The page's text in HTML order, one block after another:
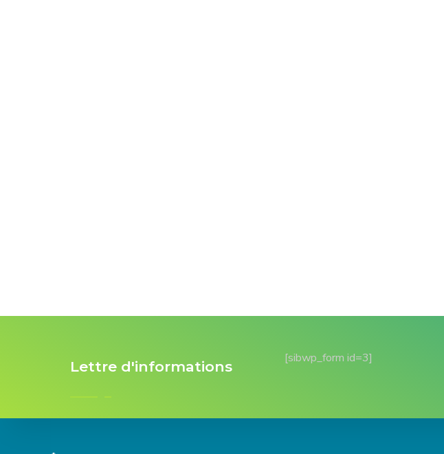
Lettre d'informations [sibwp_form id=3]